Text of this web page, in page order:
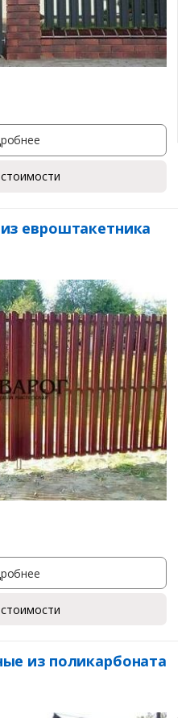
евроштакетника
из поликарбоната